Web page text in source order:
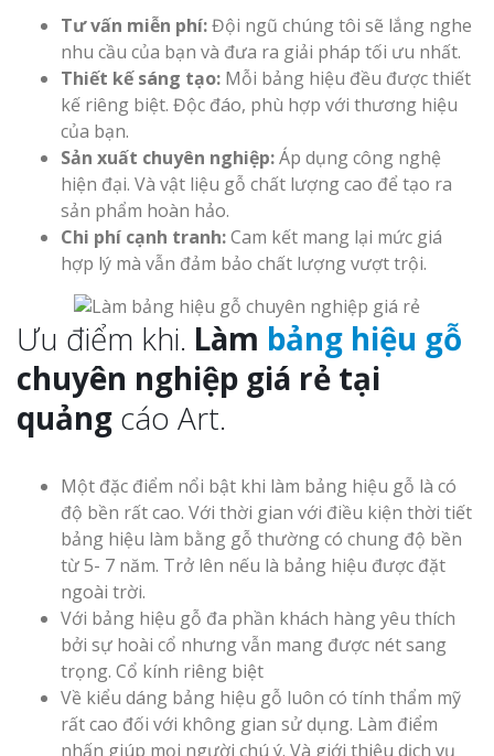
Tư vấn miễn phí:Đội ngũ chúng tôi sẽ lắng nghe
nhu cầu của bạn và đưa ra giải pháp tối ưu nhất.
Thiết kế sáng tạo: Mỗi bảng hiệu đều được thiết
kế riêng biệt. Độc đáo, phù hợp với thương hiệu
của bạn.
Sản xuất chuyên nghiệp:Áp dụng công nghệ
hiện đại. Và vật liệu gỗ chất lượng cao để tạo ra
sản phẩm hoàn hảo.
Chi phí cạnh tranh:Cam kết mang lại mức giá
hợp lý mà vẫn đảm bảo chất lượng vượt trội.
Ưu điểm khi. Làm bảng hiệu gỗ
chuyên nghiệp giá rẻ tại
quảng cáo Art.
Một đặc điểm nổi bật khi làm bảng hiệu gỗ là có
độ bền rất cao. Với thời gian với điều kiện thời tiết
bảng hiệu làm bằng gỗ thường có chung độ bền
từ 5- 7 năm. Trở lên nếu là bảng hiệu được đặt
ngoài trời.
Với bảng hiệu gỗ đa phần khách hàng yêu thích
bởi sự hoài cổ nhưng vẫn mang được nét sang
trọng. Cổ kính riêng biệt
Về kiểu dáng bảng hiệu gỗ luôn có tính thẩm mỹ
rất cao đối với không gian sử dụng. Làm điểm
nhấn giúp mọi người chú ý. Và giới thiệu dịch vụ
Làm biển
tại Vinh Nghệ An
Làm Biển
Nam Đàn Uy Tín Giá
Làm Biển
Mỹ Phẩm Vinh Thu
Hiệu Shop
Nghệ An Đẹp
Làm Bảng
Thuốc Nghệ An Chuẩn
Mỏng Nghệ
Hút